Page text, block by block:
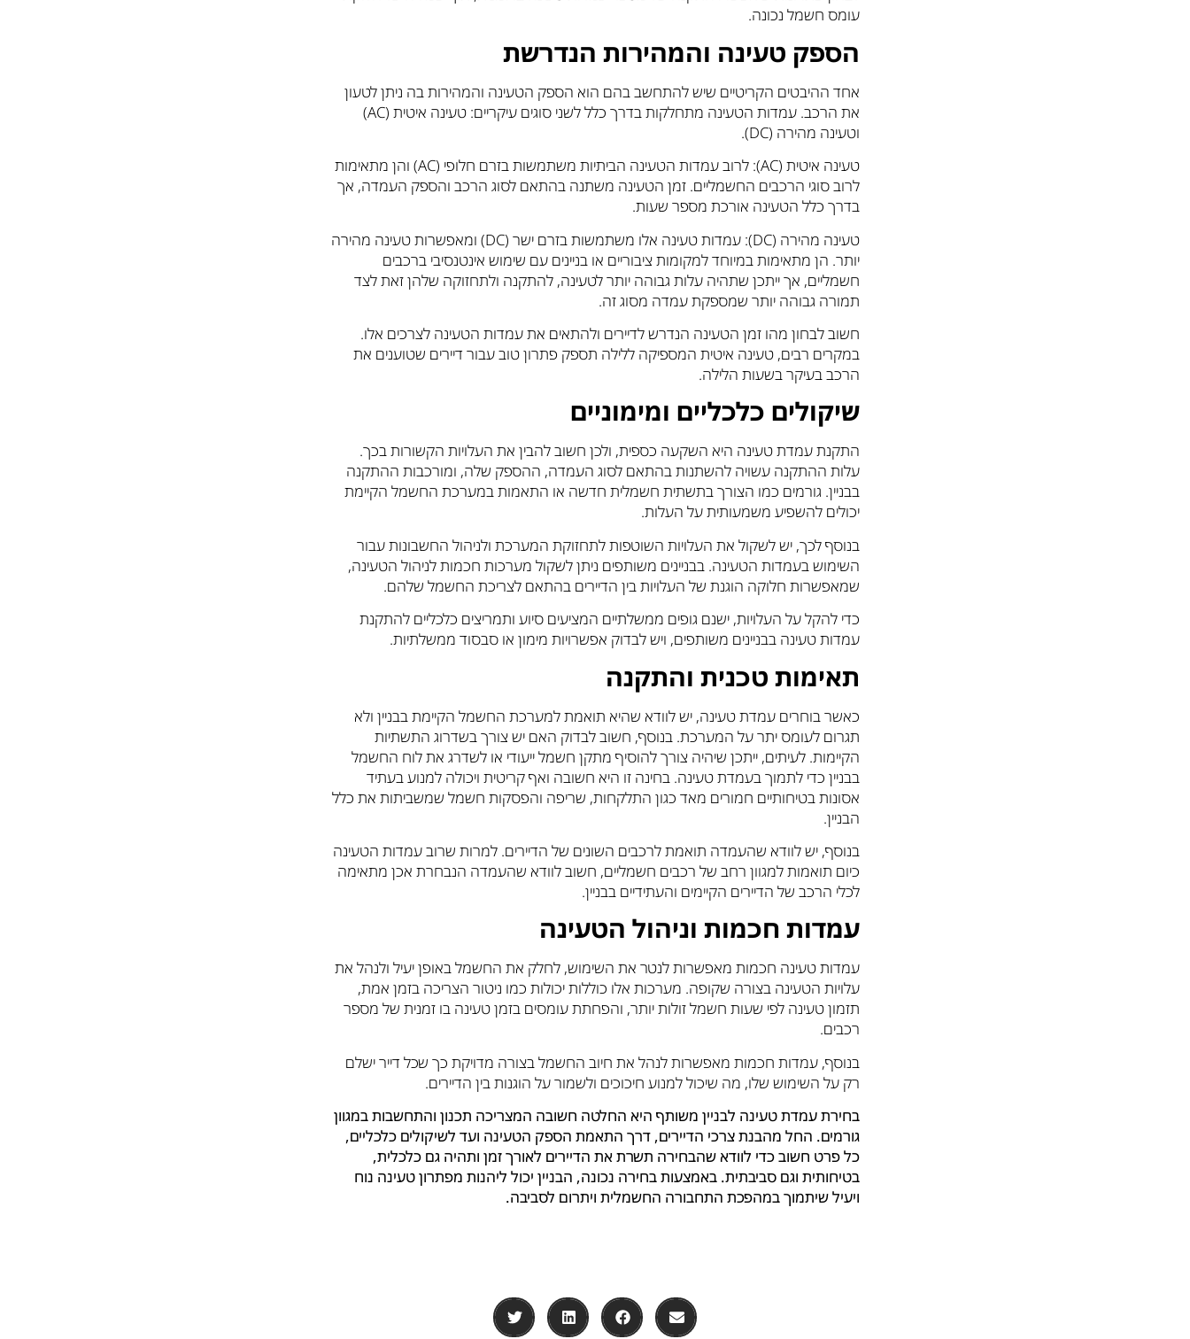
עומס חשמל נכונה.
הספק טעינה והמהירות הנדרשת
אחד ההיבטים הקריטיים שיש להתחשב בהם הוא הספק הטעינה והמהירות בה ניתן לטעון
את הרכב. עמדות הטעינה מתחלקות בדרך כלל לשני סוגים עיקריים: טעינה איטית (AC)
וטעינה מהירה (DC).
טעינה איטית (AC): לרוב עמדות הטעינה הביתיות משתמשות בזרם חלופי (AC) והן מתאימות
לרוב סוגי הרכבים החשמליים. זמן הטעינה משתנה בהתאם לסוג הרכב והספק העמדה, אך
בדרך כלל הטעינה אורכת מספר שעות.
טעינה מהירה (DC): עמדות טעינה אלו משתמשות בזרם ישר (DC) ומאפשרות טעינה מהירה
יותר. הן מתאימות במיוחד למקומות ציבוריים או בניינים עם שימוש אינטנסיבי ברכבים
חשמליים, אך ייתכן שתהיה עלות גבוהה יותר לטעינה, להתקנה ולתחזוקה שלהן זאת לצד
תמורה גבוהה יותר שמספקת עמדה מסוג זה.
חשוב לבחון מהו זמן הטעינה הנדרש לדיירים ולהתאים את עמדות הטעינה לצרכים אלו.
במקרים רבים, טעינה איטית המספיקה ללילה תספק פתרון טוב עבור דיירים שטוענים את
הרכב בעיקר בשעות הלילה.
שיקולים כלכליים ומימוניים
התקנת עמדת טעינה היא השקעה כספית, ולכן חשוב להבין את העלויות הקשורות בכך.
עלות ההתקנה עשויה להשתנות בהתאם לסוג העמדה, ההספק שלה, ומורכבות ההתקנה
בבניין. גורמים כמו הצורך בתשתית חשמלית חדשה או התאמות במערכת החשמל הקיימת
יכולים להשפיע משמעותית על העלות.
בנוסף לכך, יש לשקול את העלויות השוטפות לתחזוקת המערכת ולניהול החשבונות עבור
השימוש בעמדות הטעינה. בבניינים משותפים ניתן לשקול מערכות חכמות לניהול הטעינה,
שמאפשרות חלוקה הוגנת של העלויות בין הדיירים בהתאם לצריכת החשמל שלהם.
כדי להקל על העלויות, ישנם גופים ממשלתיים המציעים סיוע ותמריצים כלכליים להתקנת
עמדות טעינה בבניינים משותפים, ויש לבדוק אפשרויות מימון או סבסוד ממשלתיות.
תאימות טכנית והתקנה
כאשר בוחרים עמדת טעינה, יש לוודא שהיא תואמת למערכת החשמל הקיימת בבניין ולא
תגרום לעומס יתר על המערכת. בנוסף, חשוב לבדוק האם יש צורך בשדרוג התשתיות
הקיימות. לעיתים, ייתכן שיהיה צורך להוסיף מתקן חשמל ייעודי או לשדרג את לוח החשמל
בבניין כדי לתמוך בעמדת טעינה. בחינה זו היא חשובה ואף קריטית ויכולה למנוע בעתיד
אסונות בטיחותיים חמורים מאד כגון התלקחות, שריפה והפסקות חשמל שמשביתות את כלל
הבניין.
בנוסף, יש לוודא שהעמדה תואמת לרכבים השונים של הדיירים. למרות שרוב עמדות הטעינה
כיום תואמות למגוון רחב של רכבים חשמליים, חשוב לוודא שהעמדה הנבחרת אכן מתאימה
לכלי הרכב של הדיירים הקיימים והעתידיים בבניין.
עמדות חכמות וניהול הטעינה
עמדות טעינה חכמות מאפשרות לנטר את השימוש, לחלק את החשמל באופן יעיל ולנהל את
עלויות הטעינה בצורה שקופה. מערכות אלו כוללות יכולות כמו ניטור הצריכה בזמן אמת,
תזמון טעינה לפי שעות חשמל זולות יותר, והפחתת עומסים בזמן טעינה בו זמנית של מספר
רכבים.
בנוסף, עמדות חכמות מאפשרות לנהל את חיוב החשמל בצורה מדויקת כך שכל דייר ישלם
רק על השימוש שלו, מה שיכול למנוע חיכוכים ולשמור על הוגנות בין הדיירים.
בחירת עמדת טעינה לבניין משותף היא החלטה חשובה המצריכה תכנון והתחשבות במגוון
גורמים. החל מהבנת צרכי הדיירים, דרך התאמת הספק הטעינה ועד לשיקולים כלכליים,
כל פרט חשוב כדי לוודא שהבחירה תשרת את הדיירים לאורך זמן ותהיה גם כלכלית,
בטיחותית וגם סביבתית. באמצעות בחירה נכונה, הבניין יכול ליהנות מפתרון טעינה נוח
ויעיל שיתמוך במהפכת התחבורה החשמלית ויתרום לסביבה.